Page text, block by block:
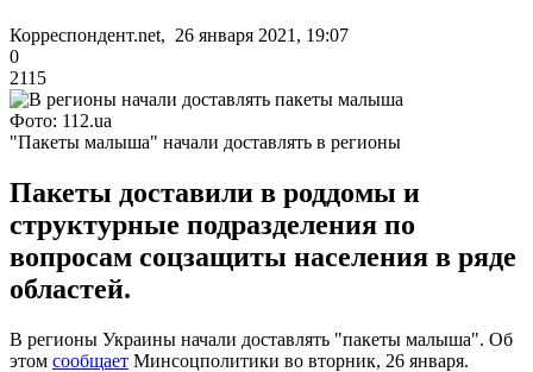
Корреспондент.net, 26 января 2021, 19:07
0
2115
Фото: 112.ua
"Пакеты малыша" начали доставлять в регионы
Пакеты доставили в роддомы и
структурные подразделения по
вопросам соцзащиты населения в ряде
областей.
В регионы Украины начали доставлять "пакеты малыша". Об
этом сообщает Минсоцполитики во вторник, 26 января.